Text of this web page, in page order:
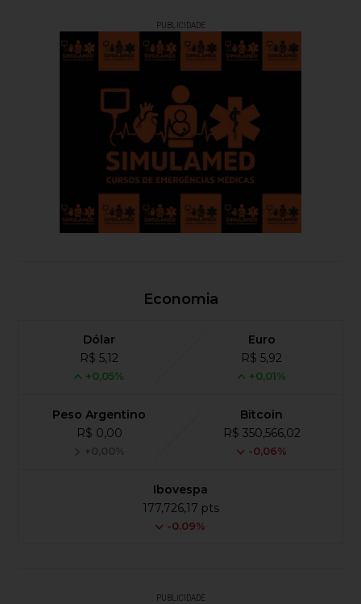
PUBLICIDADE
Economia
Dólar
R$ 5,12
+0,05%
Euro
R$ 5,92
+0,01%
Peso Argentino
R$ 0,00
+0,00%
Bitcoin
R$ 350,566,02
-0,06%
Ibovespa
177,726,17 pts
-0.09%
PUBLICIDADE